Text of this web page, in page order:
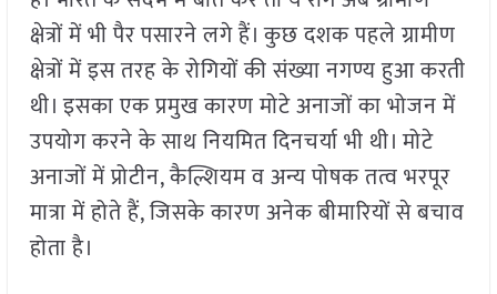
क्षेत्रों में भी पैर पसारने लगे हैं। कुछ दशक पहले ग्रामीण
क्षेत्रों में इस तरह के रोगियों की संख्या नगण्य हुआ करती
थी। इसका एक प्रमुख कारण मोटे अनाजों का भोजन में
उपयोग करने के साथ नियमित दिनचर्या भी थी। मोटे
अनाजों में प्रोटीन, कैल्शियम व अन्य पोषक तत्व भरपूर
मात्रा में होते हैं, जिसके कारण अनेक बीमारियों से बचाव
होता है।